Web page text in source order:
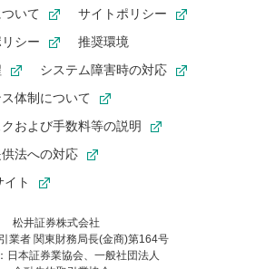
いて
サイトポリシー
シー
推奨環境
システム障害時の対応
体制について
および手数料等の説明
法への対応
ト
松井証券株式会社
業者 関東財務局長(金商)第164号
日本証券業協会、一般社団法人
券の会員限定の機能です。
と、後からいつでもお気に入りのコンテ